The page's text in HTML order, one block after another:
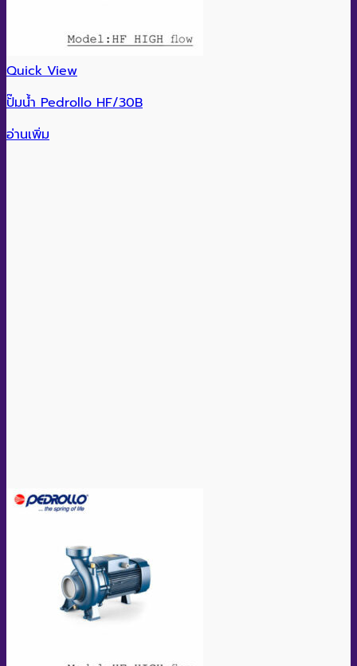
Quick View
ปั๊มน้ำ Pedrollo HF/30B
อ่านเพิ่ม